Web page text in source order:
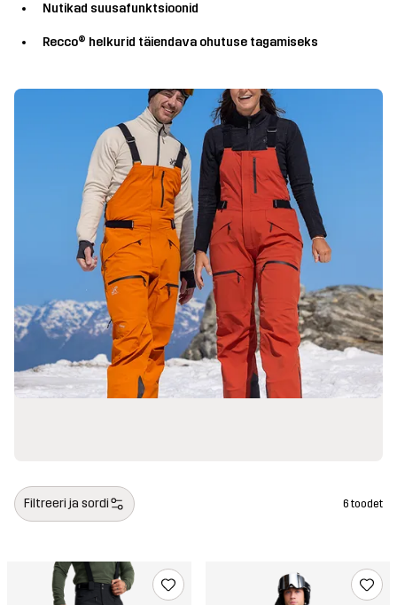
Nutikad suusafunktsioonid
Recco® helkurid täiendava ohutuse tagamiseks
Filtreeri ja sordi 6 toodet